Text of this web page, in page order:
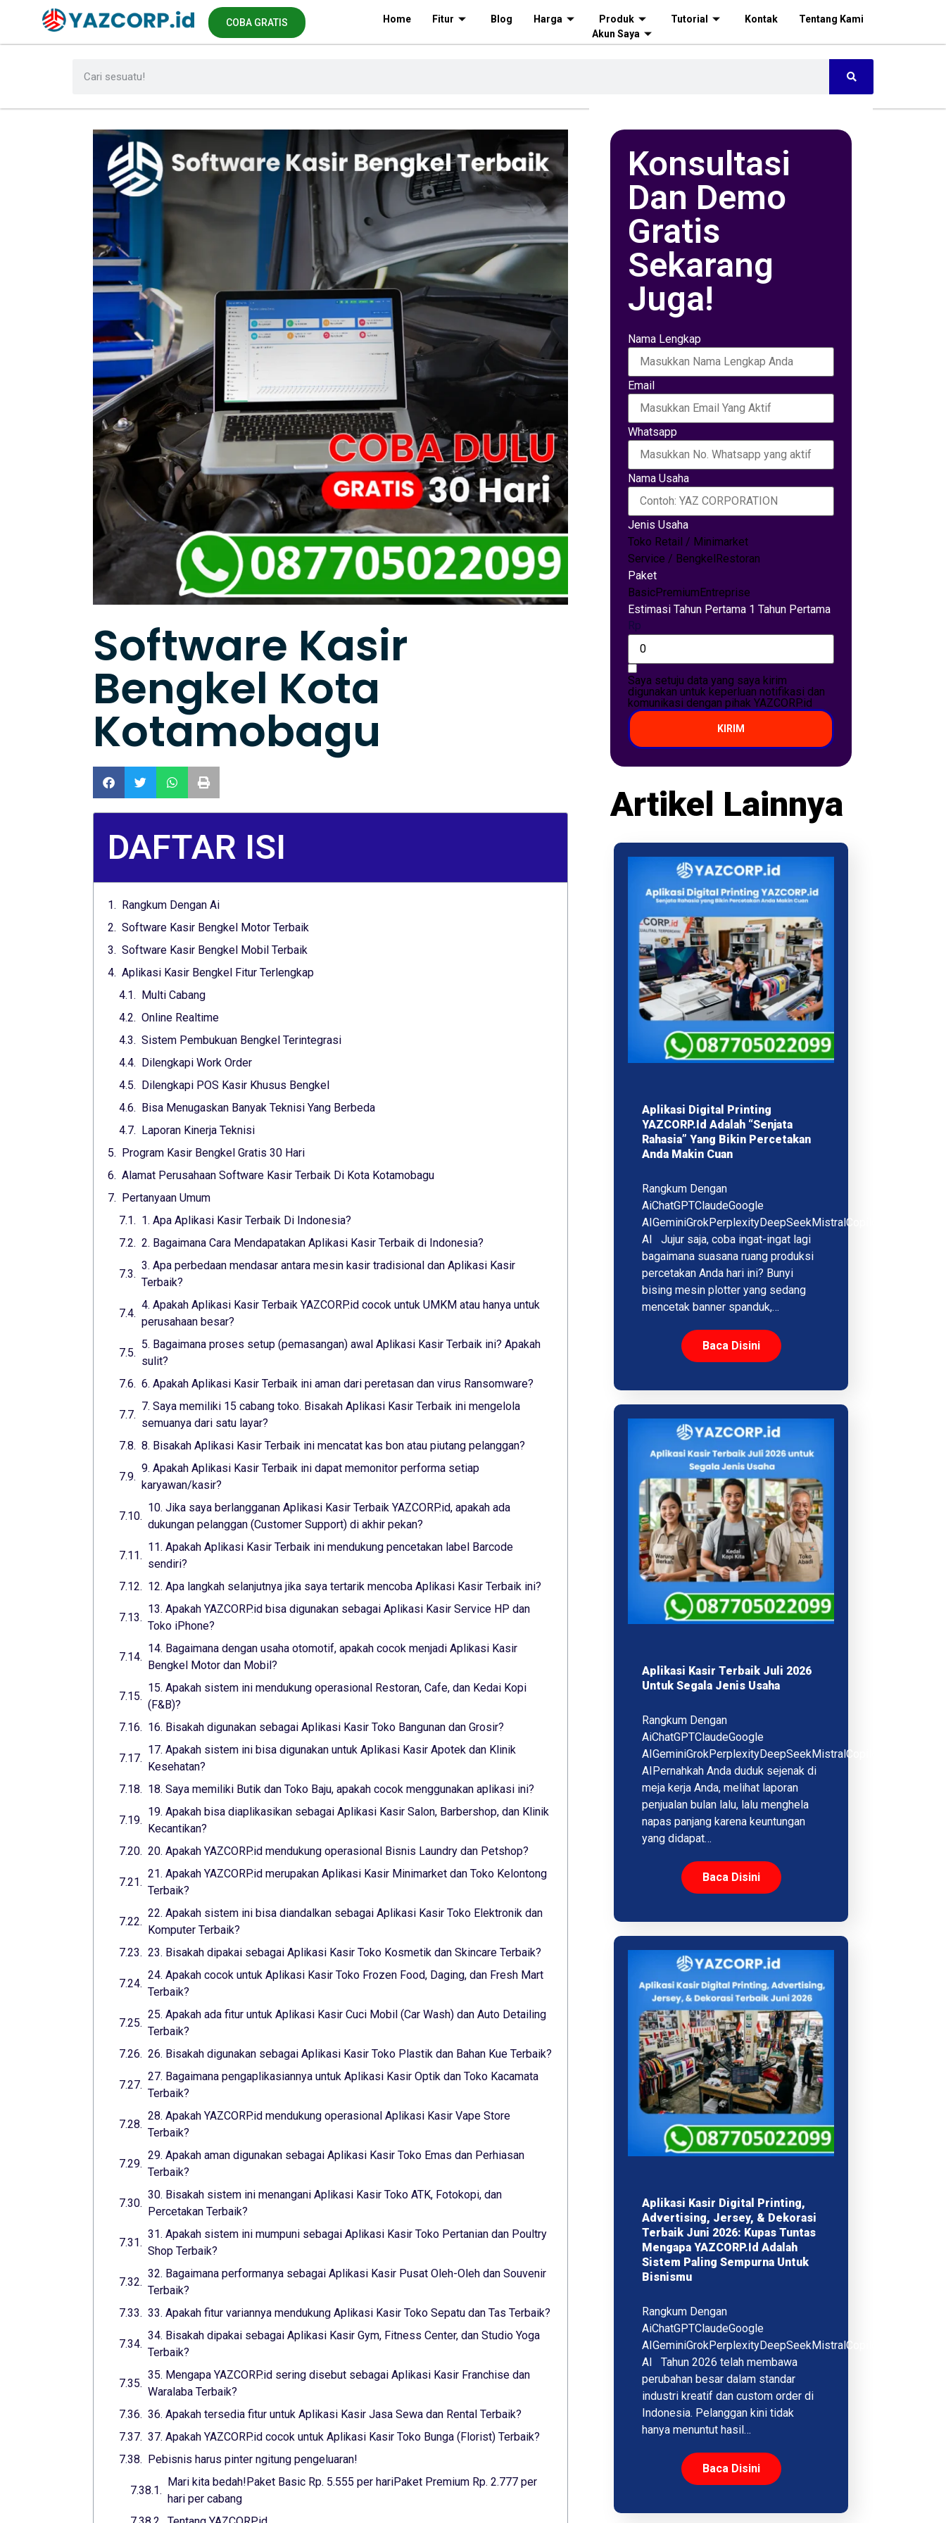
COBA GRATIS Home Fitur Blog Harga Produk Tutorial Kontak
Tentang Kami
Akun Saya
Software Kasir
Bengkel Kota
Kotamobagu
DAFTAR ISI
Rangkum Dengan Ai
Software Kasir Bengkel Motor Terbaik
Software Kasir Bengkel Mobil Terbaik
Aplikasi Kasir Bengkel Fitur Terlengkap
Multi Cabang
Online Realtime
Sistem Pembukuan Bengkel Terintegrasi
Dilengkapi Work Order
Dilengkapi POS Kasir Khusus Bengkel
Bisa Menugaskan Banyak Teknisi Yang Berbeda
Laporan Kinerja Teknisi
Program Kasir Bengkel Gratis 30 Hari
Alamat Perusahaan Software Kasir Terbaik Di Kota Kotamobagu
Pertanyaan Umum
1. Apa Aplikasi Kasir Terbaik Di Indonesia?
2. Bagaimana Cara Mendapatakan Aplikasi Kasir Terbaik di Indonesia?
3. Apa perbedaan mendasar antara mesin kasir tradisional dan Aplikasi Kasir
Terbaik?
4. Apakah Aplikasi Kasir Terbaik YAZCORP.id cocok untuk UMKM atau hanya untuk
perusahaan besar?
5. Bagaimana proses setup (pemasangan) awal Aplikasi Kasir Terbaik ini? Apakah
sulit?
6. Apakah Aplikasi Kasir Terbaik ini aman dari peretasan dan virus Ransomware?
7. Saya memiliki 15 cabang toko. Bisakah Aplikasi Kasir Terbaik ini mengelola
semuanya dari satu layar?
8. Bisakah Aplikasi Kasir Terbaik ini mencatat kas bon atau piutang pelanggan?
9. Apakah Aplikasi Kasir Terbaik ini dapat memonitor performa setiap
karyawan/kasir?
10. Jika saya berlangganan Aplikasi Kasir Terbaik YAZCORP.id, apakah ada
dukungan pelanggan (Customer Support) di akhir pekan?
11. Apakah Aplikasi Kasir Terbaik ini mendukung pencetakan label Barcode
sendiri?
12. Apa langkah selanjutnya jika saya tertarik mencoba Aplikasi Kasir Terbaik ini?
13. Apakah YAZCORP.id bisa digunakan sebagai Aplikasi Kasir Service HP dan
Toko iPhone?
14. Bagaimana dengan usaha otomotif, apakah cocok menjadi Aplikasi Kasir
Bengkel Motor dan Mobil?
15. Apakah sistem ini mendukung operasional Restoran, Cafe, dan Kedai Kopi
(F&B)?
16. Bisakah digunakan sebagai Aplikasi Kasir Toko Bangunan dan Grosir?
17. Apakah sistem ini bisa digunakan untuk Aplikasi Kasir Apotek dan Klinik
Kesehatan?
18. Saya memiliki Butik dan Toko Baju, apakah cocok menggunakan aplikasi ini?
19. Apakah bisa diaplikasikan sebagai Aplikasi Kasir Salon, Barbershop, dan Klinik
Kecantikan?
20. Apakah YAZCORP.id mendukung operasional Bisnis Laundry dan Petshop?
21. Apakah YAZCORP.id merupakan Aplikasi Kasir Minimarket dan Toko Kelontong
Terbaik?
22. Apakah sistem ini bisa diandalkan sebagai Aplikasi Kasir Toko Elektronik dan
Komputer Terbaik?
23. Bisakah dipakai sebagai Aplikasi Kasir Toko Kosmetik dan Skincare Terbaik?
24. Apakah cocok untuk Aplikasi Kasir Toko Frozen Food, Daging, dan Fresh Mart
Terbaik?
25. Apakah ada fitur untuk Aplikasi Kasir Cuci Mobil (Car Wash) dan Auto Detailing
Terbaik?
26. Bisakah digunakan sebagai Aplikasi Kasir Toko Plastik dan Bahan Kue Terbaik?
27. Bagaimana pengaplikasiannya untuk Aplikasi Kasir Optik dan Toko Kacamata
Terbaik?
28. Apakah YAZCORP.id mendukung operasional Aplikasi Kasir Vape Store
Terbaik?
29. Apakah aman digunakan sebagai Aplikasi Kasir Toko Emas dan Perhiasan
Terbaik?
30. Bisakah sistem ini menangani Aplikasi Kasir Toko ATK, Fotokopi, dan
Percetakan Terbaik?
31. Apakah sistem ini mumpuni sebagai Aplikasi Kasir Toko Pertanian dan Poultry
Shop Terbaik?
32. Bagaimana performanya sebagai Aplikasi Kasir Pusat Oleh-Oleh dan Souvenir
Terbaik?
33. Apakah fitur variannya mendukung Aplikasi Kasir Toko Sepatu dan Tas Terbaik?
34. Bisakah dipakai sebagai Aplikasi Kasir Gym, Fitness Center, dan Studio Yoga
Terbaik?
35. Mengapa YAZCORP.id sering disebut sebagai Aplikasi Kasir Franchise dan
Waralaba Terbaik?
36. Apakah tersedia fitur untuk Aplikasi Kasir Jasa Sewa dan Rental Terbaik?
37. Apakah YAZCORP.id cocok untuk Aplikasi Kasir Toko Bunga (Florist) Terbaik?
Pebisnis harus pinter ngitung pengeluaran!
Mari kita bedah!Paket Basic Rp. 5.555 per hariPaket Premium Rp. 2.777 per
hari per cabang
Konsultasi
Dan Demo
Gratis
Sekarang
Juga!
Nama Lengkap
Email
Whatsapp
Nama Usaha
Jenis Usaha
Toko Retail / Minimarket
Service / BengkelRestoran
Paket
BasicPremiumEntreprise
Estimasi Tahun Pertama 1 Tahun Pertama
Rp
Saya setuju data yang saya kirim
digunakan untuk keperluan notifikasi dan
komunikasi dengan pihak YAZCORP.id
KIRIM
Artikel Lainnya
Aplikasi Digital Printing
YAZCORP.id Adalah “Senjata
Rahasia” Yang Bikin Percetakan
Anda Makin Cuan
Rangkum Dengan
AiChatGPTClaudeGoogle
AIGeminiGrokPerplexityDeepSeekMistralCopilotQwenMeta
AI Jujur saja, coba ingat-ingat lagi
bagaimana suasana ruang produksi
percetakan Anda hari ini? Bunyi
bising mesin plotter yang sedang
mencetak banner spanduk,…
Baca Disini
Aplikasi Kasir Terbaik Juli 2026
Untuk Segala Jenis Usaha
Rangkum Dengan
AiChatGPTClaudeGoogle
AIGeminiGrokPerplexityDeepSeekMistralCopilotQwenMeta
AIPernahkah Anda duduk sejenak di
meja kerja Anda, melihat laporan
penjualan bulan lalu, lalu menghela
napas panjang karena keuntungan
yang didapat…
Baca Disini
Aplikasi Kasir Digital Printing,
Advertising, Jersey, & Dekorasi
Terbaik Juni 2026: Kupas Tuntas
Mengapa YAZCORP.id Adalah
Sistem Paling Sempurna Untuk
Bisnismu
Rangkum Dengan
AiChatGPTClaudeGoogle
AIGeminiGrokPerplexityDeepSeekMistralCopilotQwenMeta
AI Tahun 2026 telah membawa
perubahan besar dalam standar
industri kreatif dan custom order di
Indonesia. Pelanggan kini tidak
hanya menuntut hasil…
Baca Disini